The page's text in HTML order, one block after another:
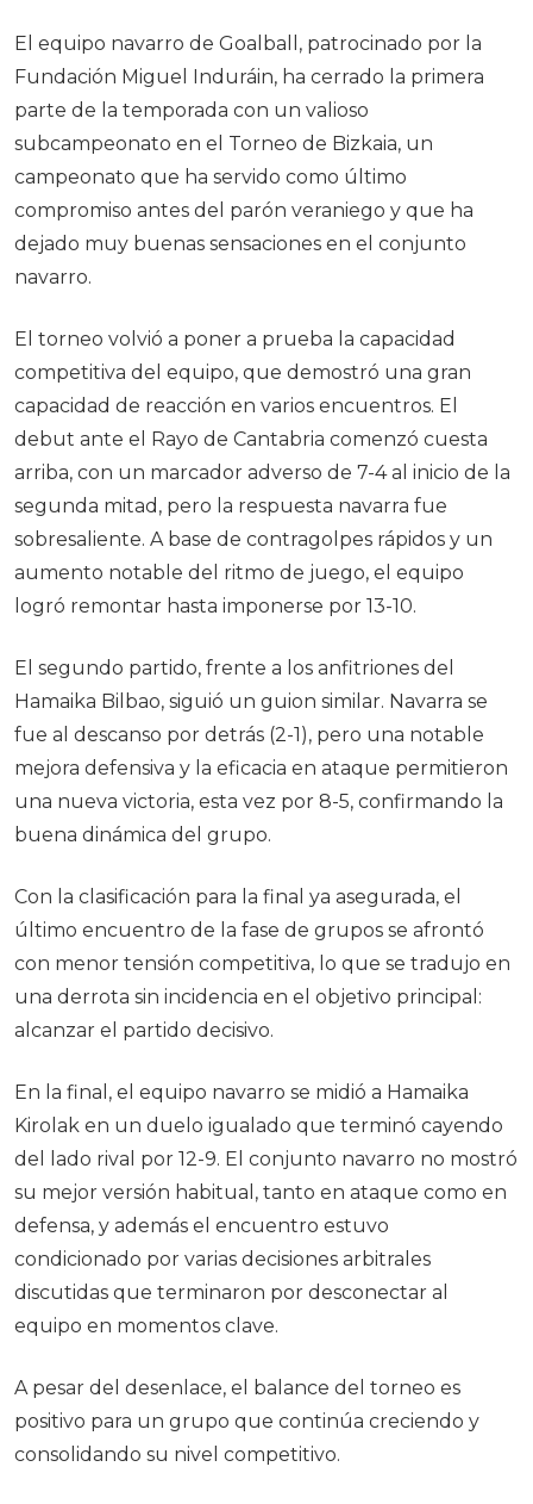
El equipo navarro de Goalball, patrocinado por la
Fundación Miguel Induráin, ha cerrado la primera
parte de la temporada con un valioso
subcampeonato en el Torneo de Bizkaia, un
campeonato que ha servido como último
compromiso antes del parón veraniego y que ha
dejado muy buenas sensaciones en el conjunto
navarro.
El torneo volvió a poner a prueba la capacidad
competitiva del equipo, que demostró una gran
capacidad de reacción en varios encuentros. El
debut ante el Rayo de Cantabria comenzó cuesta
arriba, con un marcador adverso de 7-4 al inicio de la
segunda mitad, pero la respuesta navarra fue
sobresaliente. A base de contragolpes rápidos y un
aumento notable del ritmo de juego, el equipo
logró remontar hasta imponerse por 13-10.
El segundo partido, frente a los anfitriones del
Hamaika Bilbao, siguió un guion similar. Navarra se
fue al descanso por detrás (2-1), pero una notable
mejora defensiva y la eficacia en ataque permitieron
una nueva victoria, esta vez por 8-5, confirmando la
buena dinámica del grupo.
Con la clasificación para la final ya asegurada, el
último encuentro de la fase de grupos se afrontó
con menor tensión competitiva, lo que se tradujo en
una derrota sin incidencia en el objetivo principal:
alcanzar el partido decisivo.
En la final, el equipo navarro se midió a Hamaika
Kirolak en un duelo igualado que terminó cayendo
del lado rival por 12-9. El conjunto navarro no mostró
su mejor versión habitual, tanto en ataque como en
defensa, y además el encuentro estuvo
condicionado por varias decisiones arbitrales
discutidas que terminaron por desconectar al
equipo en momentos clave.
A pesar del desenlace, el balance del torneo es
positivo para un grupo que continúa creciendo y
consolidando su nivel competitivo.